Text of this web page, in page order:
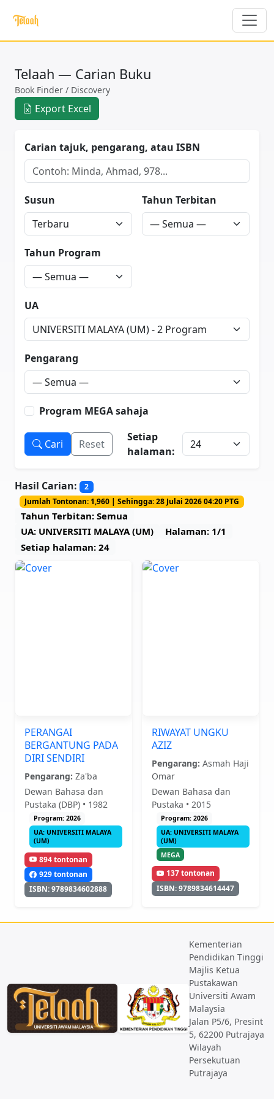
Telaah — Carian Buku
Book Finder / Discovery
Export Excel
Carian tajuk, pengarang, atau ISBN
Susun Tahun Terbitan
Tahun Program
UA
Pengarang
Program MEGA sahaja
Cari Reset
Setiap
halaman:
Hasil Carian:
2
Jumlah Tontonan: 1,960 | Sehingga: 28 Julai 2026 04:20 PTG
Tahun Terbitan: Semua
UA: UNIVERSITI MALAYA (UM)
Halaman: 1/1
Setiap halaman: 24
PERANGAI
BERGANTUNG PADA
DIRI SENDIRI
Pengarang: Za'ba
Dewan Bahasa dan
Pustaka (DBP) • 1982
Program: 2026
UA: UNIVERSITI MALAYA
(UM)
894 tontonan
929 tontonan
ISBN: 9789834602888
RIWAYAT UNGKU
AZIZ
Pengarang: Asmah Haji
Omar
Dewan Bahasa dan
Pustaka • 2015
Program: 2026
UA: UNIVERSITI MALAYA
(UM)
MEGA
137 tontonan
ISBN: 9789834614447
Kementerian
Pendidikan Tinggi
Majlis Ketua
Pustakawan
Universiti Awam
Malaysia
Jalan P5/6, Presint
5, 62200 Putrajaya
Wilayah
Persekutuan
Putrajaya